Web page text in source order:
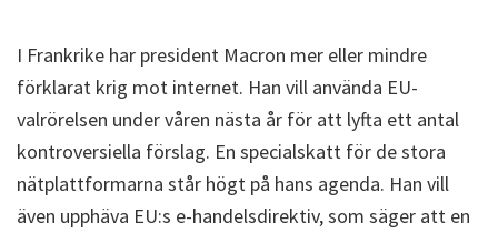
I Frankrike har president Macron mer eller mindre
förklarat krig mot internet. Han vill använda EU-
valrörelsen under våren nästa år för att lyfta ett antal
kontroversiella förslag. En specialskatt för de stora
nätplattformarna står högt på hans agenda. Han vill
även upphäva EU:s e-handelsdirektiv, som säger att en